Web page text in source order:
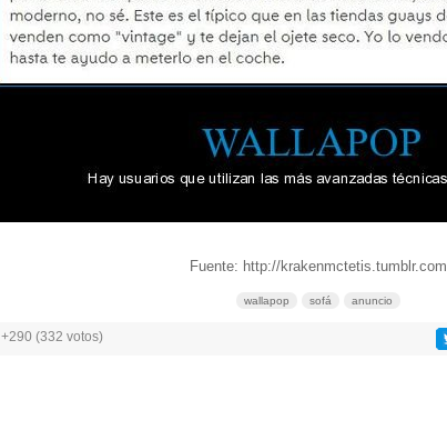
Fuente: http://krakenmctetis.tumblr.com
wallapop sofá anuncio
+290 (332 votos)